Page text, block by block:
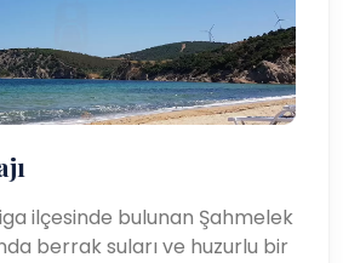
ilçesinde bulunan Şahmelek
berrak suları ve huzurlu bir